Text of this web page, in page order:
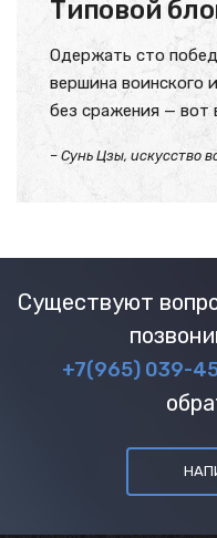
Типовой
Одержать сто
вершина воинского
без сражения — вот
– Сунь Цзы, искусство
Существуют
+7(965) 039-